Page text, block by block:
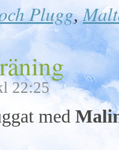
Plugg,
22:25
med